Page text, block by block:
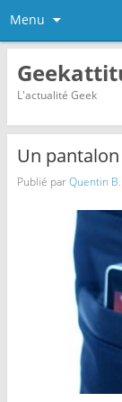
Menu
L'actualité Geek
Un
Publié parQuentin B.